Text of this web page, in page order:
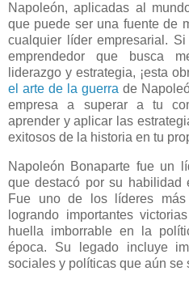
Napoleón, aplicadas al
que puede ser una fuente de
cualquier líder empresarial.
emprendedor que busca
liderazgo y estrategia, ¡esta
el arte de la guerra de
empresa a superar a tu
aprender y aplicar las
exitosos de la historia en tu
Napoleón Bonaparte fue un
que destacó por su habilidad
Fue uno de los líderes
logrando importantes
huella imborrable en la
época. Su legado incluye
sociales y políticas que aún se